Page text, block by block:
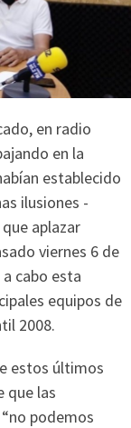
en radio
en la
establecido
ilusiones -
aplazar
viernes 6 de
cabo esta
equipos de
2008.
estos últimos
que las
podemos